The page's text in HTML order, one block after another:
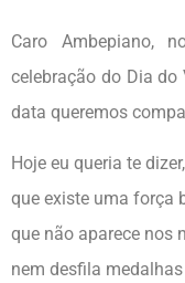
Caro Ambepiano,
celebração do Dia do
data queremos
Hoje eu queria te
que existe uma força
que não aparece nos
nem desfila